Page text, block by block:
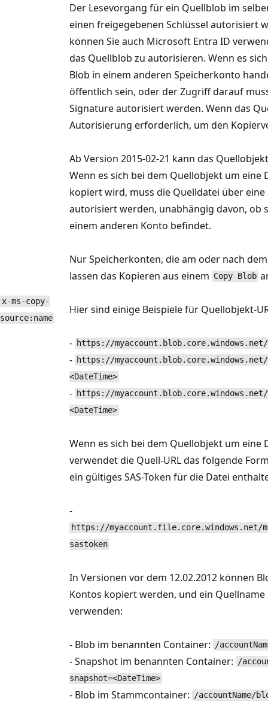
x-ms-copy-
source:name
Der Lesevorgang für ein Quellblob im
einen freigegebenen Schlüssel autorisiert
können Sie auch Microsoft Entra ID
das Quellblob zu autorisieren. Wenn es
Blob in einem anderen Speicherkonto
öffentlich sein, oder der Zugriff darauf
Signature autorisiert werden. Wenn das
Autorisierung erforderlich, um den
Ab Version 2015-02-21 kann das
Wenn es sich bei dem Quellobjekt um eine
kopiert wird, muss die Quelldatei über eine
autorisiert werden, unabhängig davon, ob
einem anderen Konto befindet.
Nur Speicherkonten, die am oder nach
lassen das Kopieren aus einem Copy Blob
Hier sind einige Beispiele für Quellobjekt-
- https://myaccount.blob.core.windows.net/
- https://myaccount.blob.core.windows.net/
<DateTime>
- https://
<DateTime>
Wenn es sich bei dem Quellobjekt um eine
verwendet die Quell-URL das folgende
ein gültiges SAS-Token für die Datei
-
https://myaccount.file.core.windows.net/
sastoken
In Versionen vor dem 12.02.2012 können
Kontos kopiert werden, und ein
verwenden:
- Blob im benannten Container: /
- Snapshot im benannten Container: /
snapshot=<DateTime>
- Blob im Stammcontainer: /accountName/